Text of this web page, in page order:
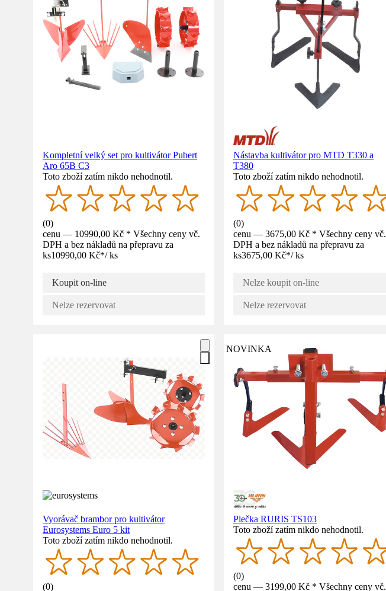
Kompletní velký set pro kultivátor Pubert
Aro 65B C3
Toto zboží zatím nikdo nehodnotil.
(0)
cenu — 10990,00 Kč * Všechny ceny vč.
DPH a bez nákladů na přepravu za
ks10990,00 Kč*/ ks
Koupit on-line
Nelze rezervovat
Nástavba kultivátor pro MTD T330 a
T380
Toto zboží zatím nikdo nehodnotil.
(0)
cenu — 3675,00 Kč * Všechny ceny vč.
DPH a bez nákladů na přepravu za
ks3675,00 Kč*/ ks
Nelze koupit on-line
Nelze rezervovat
Vyorávač brambor pro kultivátor
Eurosystems Euro 5 kit
Toto zboží zatím nikdo nehodnotil.
(0)
NOVINKA
Plečka RURIS TS103
Toto zboží zatím nikdo nehodnotil.
(0)
cenu — 3199,00 Kč * Všechny ceny vč.